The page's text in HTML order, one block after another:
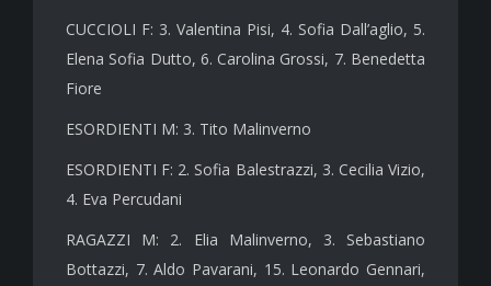
CUCCIOLI F: 3. Valentina Pisi, 4. Sofia Dall’aglio, 5.
Elena Sofia Dutto, 6. Carolina Grossi, 7. Benedetta
Fiore
ESORDIENTI M: 3. Tito Malinverno
ESORDIENTI F: 2. Sofia Balestrazzi, 3. Cecilia Vizio,
4. Eva Percudani
RAGAZZI M: 2. Elia Malinverno, 3. Sebastiano
Bottazzi, 7. Aldo Pavarani, 15. Leonardo Gennari,